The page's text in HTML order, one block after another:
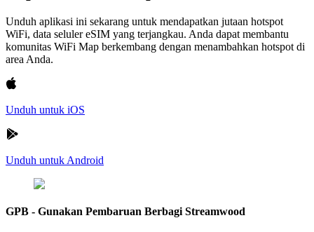
Unduh aplikasi ini sekarang untuk mendapatkan jutaan hotspot
WiFi, data seluler eSIM yang terjangkau. Anda dapat membantu
komunitas WiFi Map berkembang dengan menambahkan hotspot di
area Anda.
Unduh untuk iOS
Unduh untuk Android
GPB - Gunakan Pembaruan Berbagi Streamwood